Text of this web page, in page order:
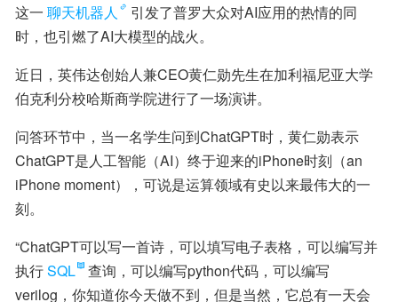
这一 聊天机器人
引发了普罗大众对AI应用的热情的同
时，也引燃了AI大模型的战火。
近日，英伟达创始人兼CEO黄仁勋先生在加利福尼亚大学
伯克利分校哈斯商学院进行了一场演讲。
问答环节中，当一名学生问到ChatGPT时，黄仁勋表示
ChatGPT是人工智能（AI）终于迎来的iPhone时刻（an
iPhone moment），可说是运算领域有史以来最伟大的一
刻。
“ChatGPT可以写一首诗，可以填写电子表格，可以编写并
执行SQL
查询，可以编写python代码，可以编写
verilog，你知道你今天做不到，但是当然，它总有一天会